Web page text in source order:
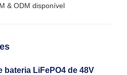
& ODM disponível
bateria LiFePO4 de 48V